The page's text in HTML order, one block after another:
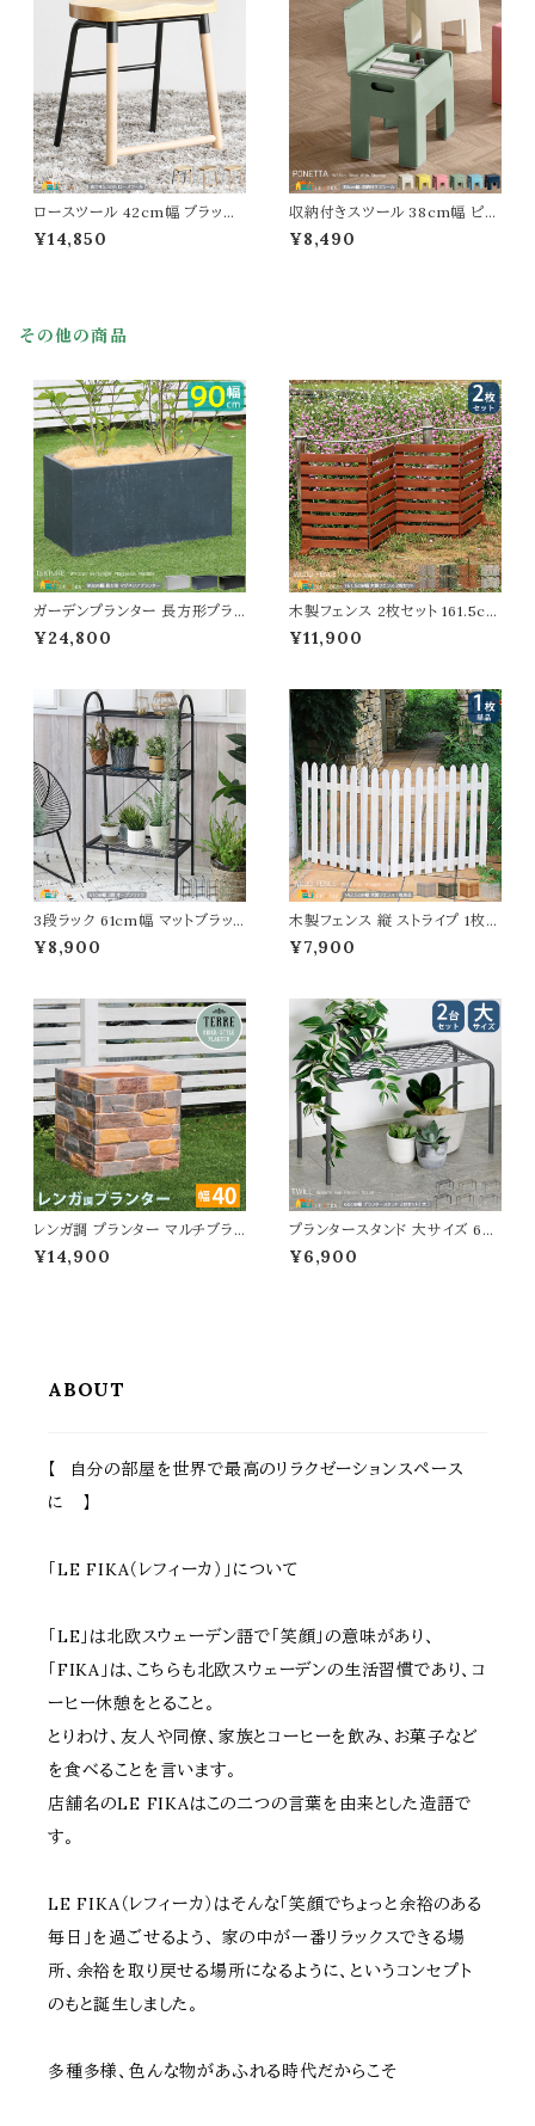
タイリッシュ 天然木使用 スチー
ルフレーム 立て掛け靴ラック 玄
関収納 玄関ラック
ランスベンチ スリッパ収納 靴収
納 幅50cm 奥行19cm 高さ44.
6cm 玄関椅子 ベンチ
ロースツール 42cm幅 ブラック
グレー ホワイト ロータイプ スツ
ール 背もたれ無し 肘掛け無し
ア チェアー ダイニングスツール
¥14,850
収納付きスツール 38cm幅 ピン
ク ライトブルー ライトグリーン ク
リーム ネイビー イエロー コンパ
¥8,490
その他の商品
ガーデンプランター 長方形プラ
ンター 90cm幅 ホワイト ブラッ
ク グレー 白 黒 灰色 植木鉢 鉢
ダン スタイリッシュ コンクリート
風 石調 庭のプランター ガーデ
ニング 観葉植物 果物 野菜 園芸
家庭菜園 水抜き穴付
¥24,800
木製フェンス 2枚セット 161.5cm
幅 ボーダーフェンス ライトブラウ
ン ホワイト ダークグリーン グレー
cm 高さ61cm おすすめ おしゃ
れ 北欧 モダン 天然木 庭のフェ
ンス 境界線 玄関 庭園 花壇 庭
ガーデニング
¥11,900
3段ラック 61cm幅 マットブラッ
ク ブルーグレー モカブラウン ピ
スタチオグリーン アイボリーホワ
6cm 高さ110cm おすすめ おし
ゃれ 北欧 モダン スチールラック
鉢植えラック プランターラック 植
木鉢ラック
¥8,900
木製フェンス 縦 ストライプ 1枚単
品 142.5cm幅 ダークグリーン ラ
イトブラウン ホワイト グレー ウッ
m おすすめ おしゃれ 北欧 モダ
ン 天然木 庭のフェンス ガーデ
ニング 花壇のフェンス 家庭菜園
境界線 フェンス
¥7,900
レンガ調 プランター マルチブラ
ウン 茶色 植木鉢 40.5cm幅 鉢
植え 水抜き穴付き 幅40.5cm
¥14,900
プランタースタンド 大サイズ 60
cm幅 同色2台セット ゴールド グ
レー ブラック 鉢植えスタンド 植
¥6,900
ABOUT
【 自分の部屋を世界で最高のリラクゼーションスペース
に 】
「LE FIKA（レフィーカ）」について
「LE」は北欧スウェーデン語で「笑顔」の意味があり、
「FIKA」は、こちらも北欧スウェーデンの生活習慣であり、コ
ーヒー休憩をとること。
とりわけ、友人や同僚、家族とコーヒーを飲み、お菓子など
を食べることを言います。
店舗名のLE FIKAはこの二つの言葉を由来とした造語で
す。
LE FIKA（レフィーカ）はそんな「笑顔でちょっと余裕のある
毎日」を過ごせるよう、 家の中が一番リラックスできる場
所、余裕を取り戻せる場所になるように、というコンセプト
のもと誕生しました。
多種多様、色んな物があふれる時代だからこそ